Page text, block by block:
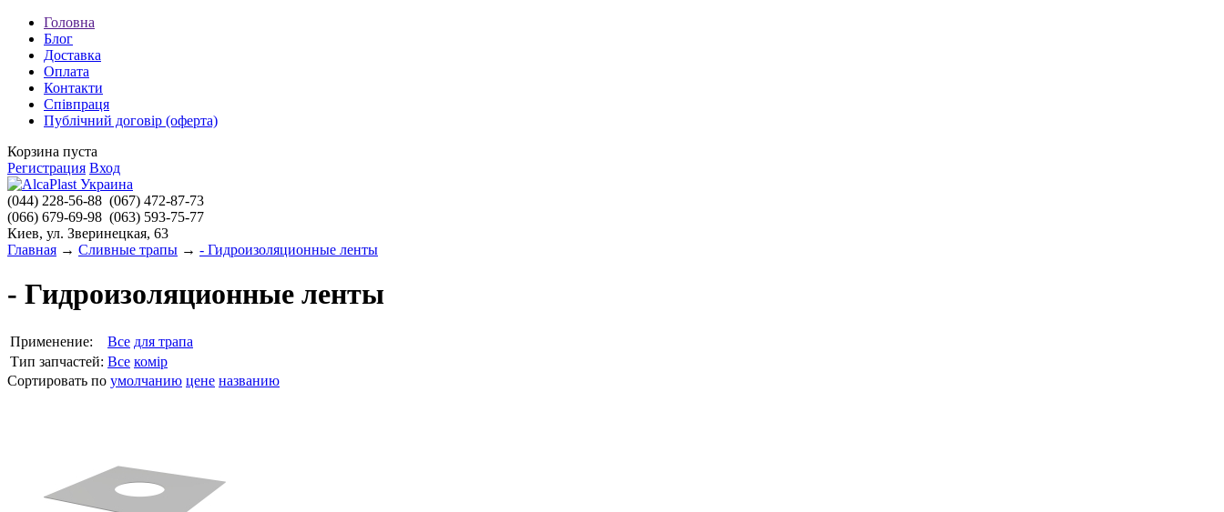
Головна
Блог
Доставка
Оплата
Контакти
Співпраця
Публічний договір (оферта)
Корзина пуста
Регистрация Вход
(044) 228-56-88 (067) 472-87-73
(066) 679-69-98 (063) 593-75-77
Киев, ул. Зверинецкая, 63
Главная → Сливные трапы → - Гидроизоляционные ленты
- Гидроизоляционные ленты
Применение: Все для трапа
Тип запчастей: Все комір
Сортировать по умолчанию цене названию